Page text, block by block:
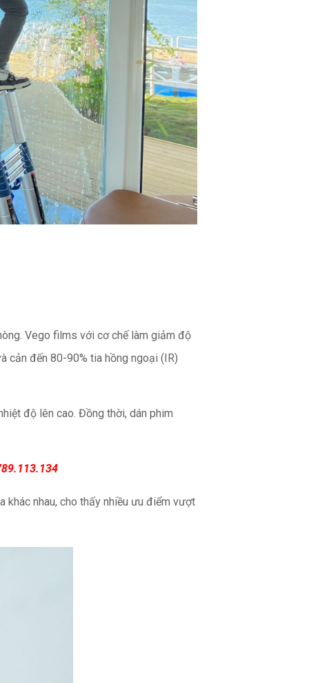
Vego films với cơ chế làm giảm độ
cản đến 80-90% tia hồng ngoại (IR)
độ lên cao. Đồng thời, dán phim
nhau, cho thấy nhiều ưu điểm vượt